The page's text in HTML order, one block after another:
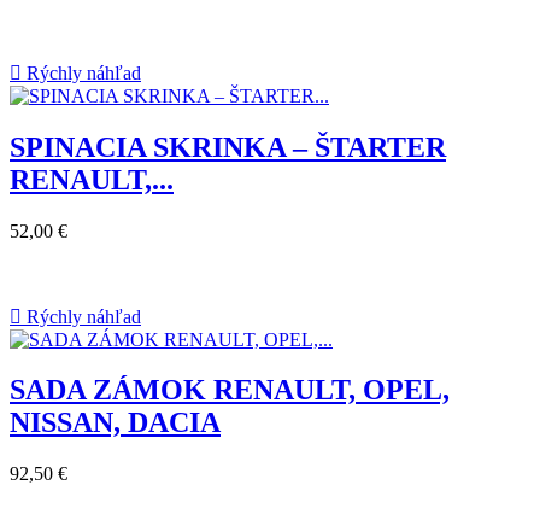
 Rýchly náhľad
SPINACIA SKRINKA – ŠTARTER
RENAULT,...
52,00 €
 Rýchly náhľad
SADA ZÁMOK RENAULT, OPEL,
NISSAN, DACIA
92,50 €